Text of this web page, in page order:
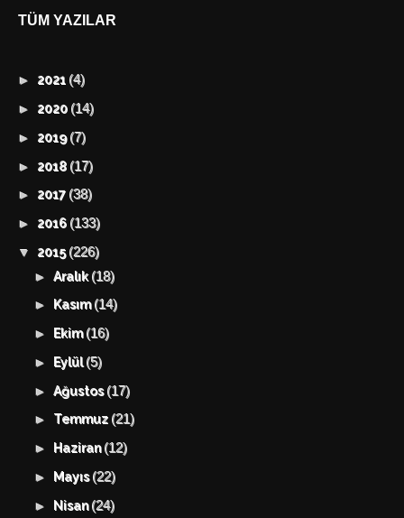
TÜM YAZILAR
► 2021 (4)
► 2020 (14)
► 2019(7)
► 2018 (17)
► 2017 (38)
► 2016 (133)
▼ 2015(226)
►Aralık(18)
► Kasım(14)
► Ekim(16)
► Eylül(5)
►Ağustos(17)
► Temmuz (21)
► Haziran(12)
► Mayıs(22)
► Nisan(24)